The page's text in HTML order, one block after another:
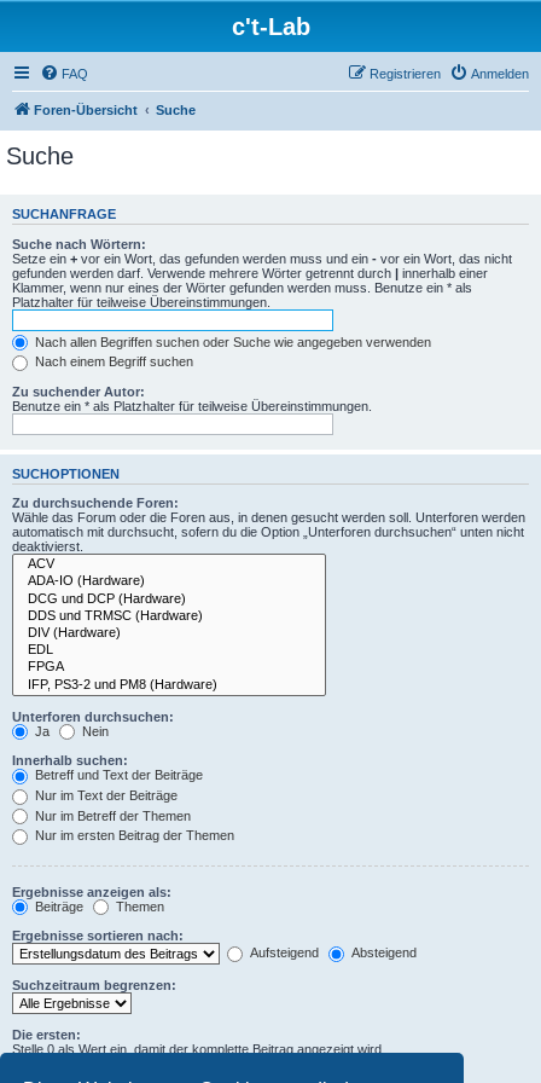
c't-Lab
FAQ Anmelden
Registrieren
Foren-Übersicht Suche
Suche
SUCHANFRAGE
Suche nach Wörtern:
Setze ein + vor ein Wort, das gefunden werden muss und ein - vor ein Wort, das nicht
gefunden werden darf. Verwende mehrere Wörter getrennt durch | innerhalb einer
Klammer, wenn nur eines der Wörter gefunden werden muss. Benutze ein * als
Platzhalter für teilweise Übereinstimmungen.
Nach allen Begriffen suchen oder Suche wie angegeben verwenden
Nach einem Begriff suchen
Zu suchender Autor:
Benutze ein * als Platzhalter für teilweise Übereinstimmungen.
SUCHOPTIONEN
Zu durchsuchende Foren:
Wähle das Forum oder die Foren aus, in denen gesucht werden soll. Unterforen werden
automatisch mit durchsucht, sofern du die Option „Unterforen durchsuchen“ unten nicht
deaktivierst.
Unterforen durchsuchen:
Ja
Nein
Innerhalb suchen:
Betreff und Text der Beiträge
Nur im Text der Beiträge
Nur im Betreff der Themen
Nur im ersten Beitrag der Themen
Ergebnisse anzeigen als:
Beiträge
Themen
Ergebnisse sortieren nach:
Aufsteigend
Absteigend
Suchzeitraum begrenzen:
Die ersten:
Stelle 0 als Wert ein, damit der komplette Beitrag angezeigt wird.